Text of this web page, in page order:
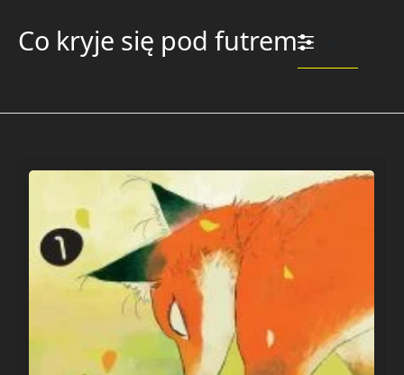
Co kryje się pod futrem